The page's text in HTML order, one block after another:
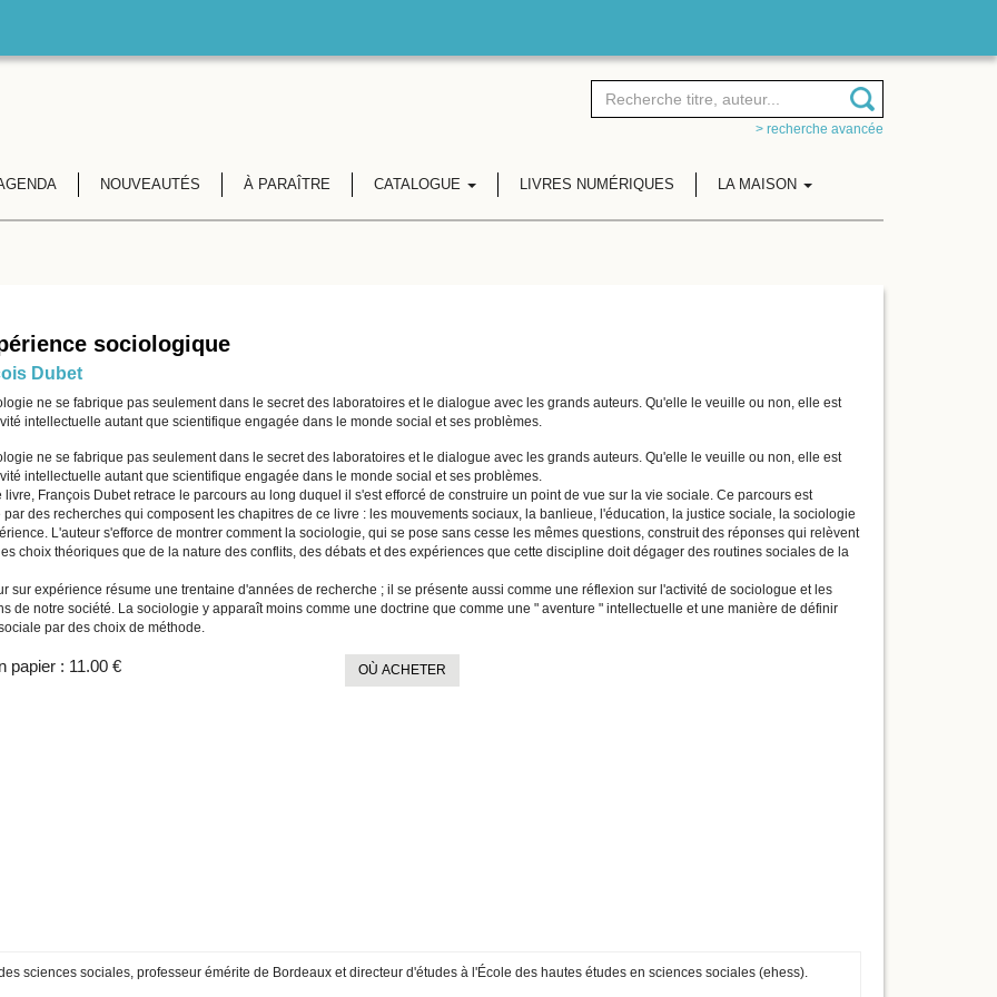
> recherche avancée
NOUVEAUTÉS À PARAÎTRE CATALOGUE LIVRES NUMÉRIQUES LA MAISON
sociologique
Dubet
ne se fabrique pas seulement dans le secret des laboratoires et le dialogue avec les grands auteurs. Qu'elle le veuille ou non, elle est
intellectuelle autant que scientifique engagée dans le monde social et ses problèmes.
ne se fabrique pas seulement dans le secret des laboratoires et le dialogue avec les grands auteurs. Qu'elle le veuille ou non, elle est
intellectuelle autant que scientifique engagée dans le monde social et ses problèmes.
livre, François Dubet retrace le parcours au long duquel il s'est efforcé de construire un point de vue sur la vie sociale. Ce parcours est
par des recherches qui composent les chapitres de ce livre : les mouvements sociaux, la banlieue, l'éducation, la justice sociale, la sociologie
L'auteur s'efforce de montrer comment la sociologie, qui se pose sans cesse les mêmes questions, construit des réponses qui relèvent
choix théoriques que de la nature des conflits, des débats et des expériences que cette discipline doit dégager des routines sociales de la
sur expérience résume une trentaine d'années de recherche ; il se présente aussi comme une réflexion sur l'activité de sociologue et les
de notre société. La sociologie y apparaît moins comme une doctrine que comme une " aventure " intellectuelle et une manière de définir
par des choix de méthode.
papier : 11.00 € OÙ ACHETER
sciences sociales, professeur émérite de Bordeaux et directeur d'études à l'École des hautes études en sciences sociales (ehess).